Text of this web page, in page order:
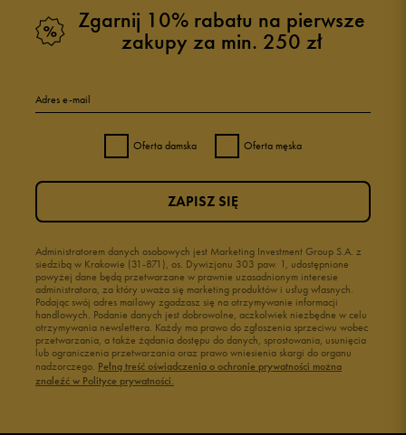
Zgarnij 10% rabatu na pierwsze
zakupy za min. 250 zł
Adres e-mail
Oferta damska Oferta męska
Administratorem danych osobowych jest Marketing Investment Group S.A. z
siedzibą w Krakowie (31-871), os. Dywizjonu 303 paw. 1, udostępnione
powyżej dane będą przetwarzane w prawnie uzasadnionym interesie
administratora, za który uważa się marketing produktów i usług własnych.
Podając swój adres mailowy zgadzasz się na otrzymywanie informacji
handlowych. Podanie danych jest dobrowolne, aczkolwiek niezbędne w celu
otrzymywania newslettera. Każdy ma prawo do zgłoszenia sprzeciwu wobec
przetwarzania, a także żądania dostępu do danych, sprostowania, usunięcia
lub ograniczenia przetwarzania oraz prawo wniesienia skargi do organu
nadzorczego. Pełną treść oświadczenia o ochronie prywatności można
znaleźć w Polityce prywatności.
ZAPISZ SIĘ